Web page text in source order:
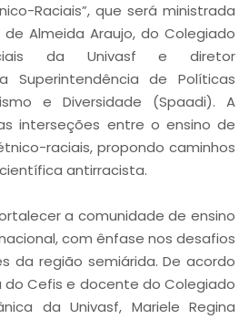
Raciais”, que será ministrada
Almeida Araujo, do Colegiado
da Univasf e diretor
Superintendência de Políticas
e Diversidade (Spaadi). A
interseções entre o ensino de
raciais, propondo caminhos
antirracista.
a comunidade de ensino
com ênfase nos desafios
da região semiárida. De acordo
Cefis e docente do Colegiado
da Univasf, Mariele Regina